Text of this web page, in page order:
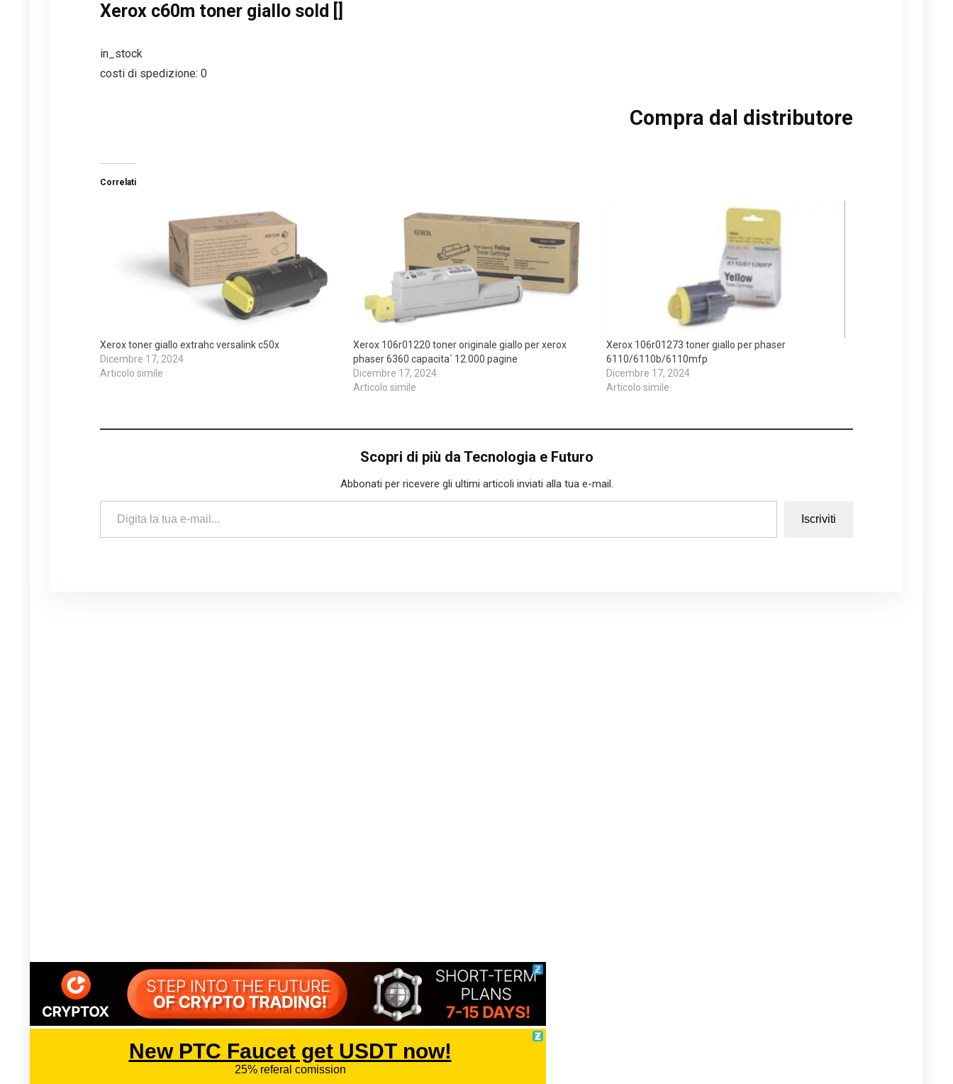
Xerox c60m toner giallo sold []
in_stock
costi di spedizione: 0
Compra dal distributore
Correlati
Xerox toner giallo extrahc versalink c50x
Dicembre 17, 2024
Articolo simile
Xerox 106r01220 toner originale giallo per xerox
phaser 6360 capacita` 12.000 pagine
Dicembre 17, 2024
Articolo simile
Xerox 106r01273 toner giallo per phaser
6110/6110b/6110mfp
Dicembre 17, 2024
Articolo simile
Scopri di più da Tecnologia e Futuro
Abbonati per ricevere gli ultimi articoli inviati alla tua e-mail.
Digita la tua e-mail...
Iscriviti